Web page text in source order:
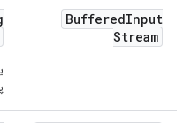
BufferedInput
Stream